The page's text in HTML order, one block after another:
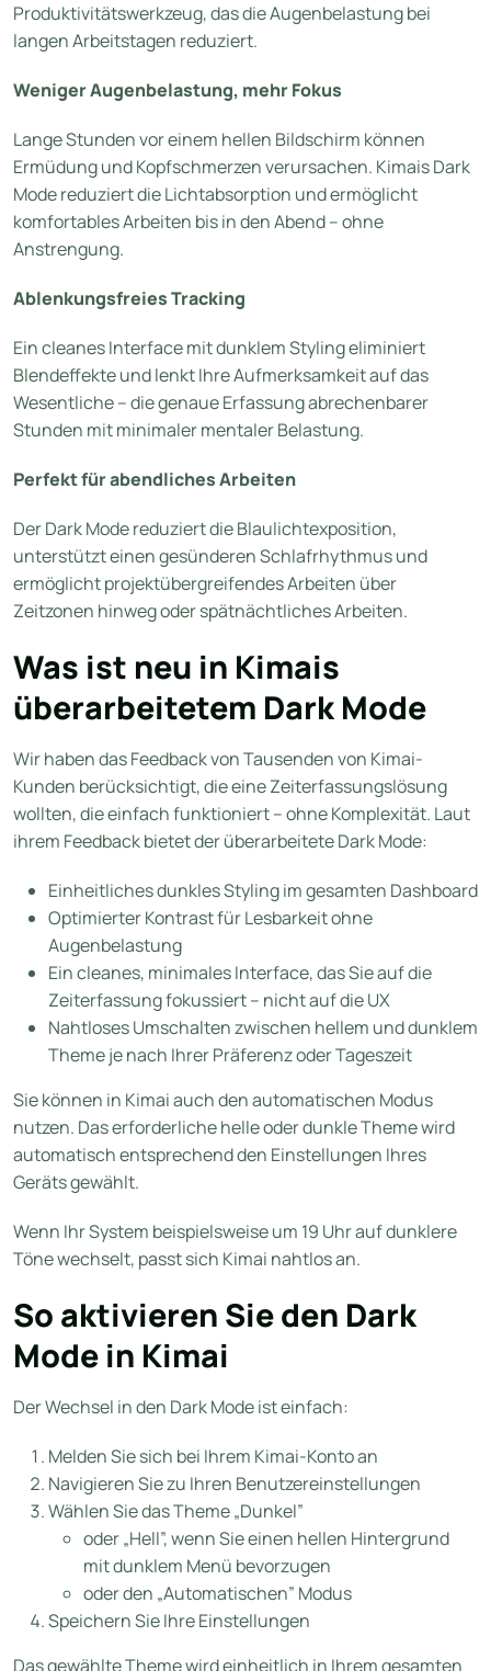
Produktivitätswerkzeug, das die Augenbelastung bei
langen Arbeitstagen reduziert.
Weniger Augenbelastung, mehr Fokus
Lange Stunden vor einem hellen Bildschirm können
Ermüdung und Kopfschmerzen verursachen. Kimais Dark
Mode reduziert die Lichtabsorption und ermöglicht
komfortables Arbeiten bis in den Abend – ohne
Anstrengung.
Ablenkungsfreies Tracking
Ein cleanes Interface mit dunklem Styling eliminiert
Blendeffekte und lenkt Ihre Aufmerksamkeit auf das
Wesentliche – die genaue Erfassung abrechenbarer
Stunden mit minimaler mentaler Belastung.
Perfekt für abendliches Arbeiten
Der Dark Mode reduziert die Blaulichtexposition,
unterstützt einen gesünderen Schlafrhythmus und
ermöglicht projektübergreifendes Arbeiten über
Zeitzonen hinweg oder spätnächtliches Arbeiten.
Was ist neu in Kimais
überarbeitetem Dark Mode
Wir haben das Feedback von Tausenden von Kimai-
Kunden berücksichtigt, die eine Zeiterfassungslösung
wollten, die einfach funktioniert – ohne Komplexität. Laut
ihrem Feedback bietet der überarbeitete Dark Mode:
Einheitliches dunkles Styling im gesamten Dashboard
Optimierter Kontrast für Lesbarkeit ohne
Augenbelastung
Ein cleanes, minimales Interface, das Sie auf die
Zeiterfassung fokussiert – nicht auf die UX
Nahtloses Umschalten zwischen hellem und dunklem
Theme je nach Ihrer Präferenz oder Tageszeit
Sie können in Kimai auch den automatischen Modus
nutzen. Das erforderliche helle oder dunkle Theme wird
automatisch entsprechend den Einstellungen Ihres
Geräts gewählt.
Wenn Ihr System beispielsweise um 19 Uhr auf dunklere
Töne wechselt, passt sich Kimai nahtlos an.
So aktivieren Sie den Dark
Mode in Kimai
Der Wechsel in den Dark Mode ist einfach:
Melden Sie sich bei Ihrem Kimai-Konto an
Navigieren Sie zu Ihren Benutzereinstellungen
Wählen Sie das Theme „Dunkel”
oder „Hell”, wenn Sie einen hellen Hintergrund
mit dunklem Menü bevorzugen
oder den „Automatischen” Modus
Speichern Sie Ihre Einstellungen
Das gewählte Theme wird einheitlich in Ihrem gesamten